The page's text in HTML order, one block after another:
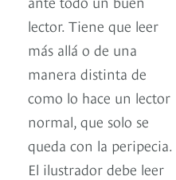
lector. Tiene que leer
más allá o de una
manera distinta de
como lo hace un lector
normal, que solo se
queda con la peripecia.
El ilustrador debe leer